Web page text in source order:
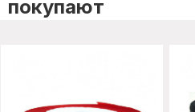
покупают